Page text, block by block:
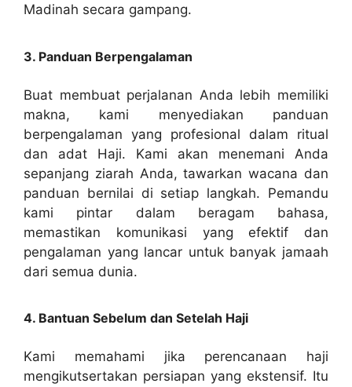
Madinah secara gampang.
3. Panduan Berpengalaman
Buat membuat perjalanan Anda lebih memiliki
makna, kami menyediakan panduan
berpengalaman yang profesional dalam ritual
dan adat Haji. Kami akan menemani Anda
sepanjang ziarah Anda, tawarkan wacana dan
panduan bernilai di setiap langkah. Pemandu
kami pintar dalam beragam bahasa,
memastikan komunikasi yang efektif dan
pengalaman yang lancar untuk banyak jamaah
dari semua dunia.
4. Bantuan Sebelum dan Setelah Haji
Kami memahami jika perencanaan haji
mengikutsertakan persiapan yang ekstensif. Itu